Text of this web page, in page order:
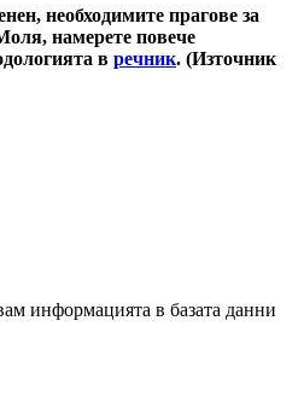
необходимите прагове за
намерете повече
в речник. (Източник
информацията в базата данни